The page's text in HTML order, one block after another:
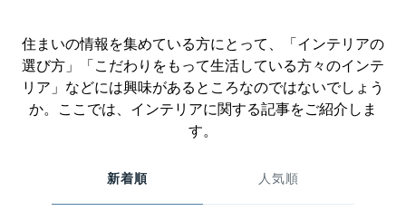
住まいの情報を集めている方にとって、「インテリアの
選び方」「こだわりをもって生活している方々のインテ
リア」などには興味があるところなのではないでしょう
か。ここでは、インテリアに関する記事をご紹介しま
す。
新着順 人気順